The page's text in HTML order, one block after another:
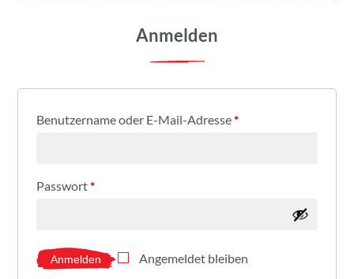
Anmelden
Benutzername oder E-Mail-Adresse*
Passwort*
Anmelden Angemeldet bleiben